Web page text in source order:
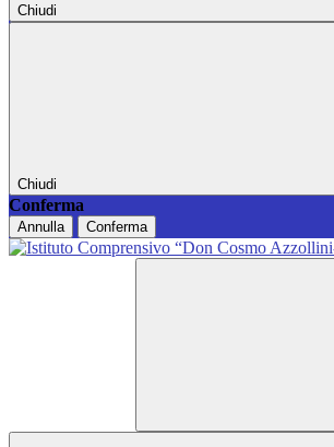
Chiudi
Chiudi
Conferma
Annulla Conferma